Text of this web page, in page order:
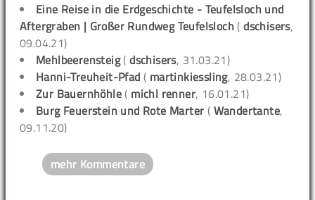
Eine Reise in die Erdgeschichte - Teufelsloch und
Aftergraben | Großer Rundweg Teufelsloch (dschisers,
09.04.21)
Mehlbeerensteig(dschisers, 31.03.21)
Hanni-Treuheit-Pfad ( martinkiessling, 28.03.21)
Zur Bauernhöhle ( michl renner, 16.01.21)
Burg Feuerstein und Rote Marter ( Wandertante,
09.11.20)
mehr Kommentare